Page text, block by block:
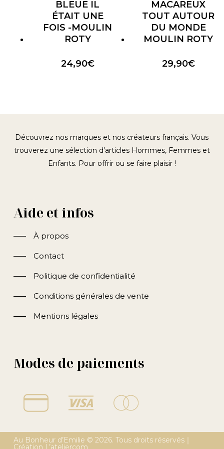
BLEUE IL
ÉTAIT UNE
FOIS -MOULIN
ROTY
24,90€
MACAREUX
TOUT AUTOUR
DU MONDE
MOULIN ROTY
29,90€
Découvrez nos marques et nos créateurs français. Vous
trouverez une sélection d’articles Hommes, Femmes et
Enfants. Pour offrir ou se faire plaisir !
Aide et infos
À propos
Contact
Politique de confidentialité
Conditions générales de vente
Mentions légales
Modes de paiements
Au Bonheur d’Emilie © 2026. Tous droits réservés｜
Création L’ateliercom